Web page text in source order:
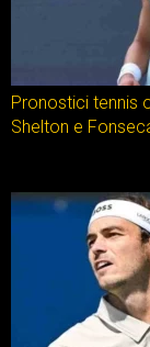
Pronostici tennis
Shelton e